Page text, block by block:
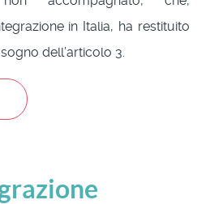
in Italia, ha restituito
dell’articolo 3.